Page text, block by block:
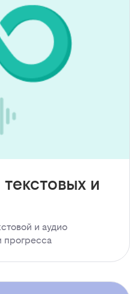
и
и аудио
прогресса